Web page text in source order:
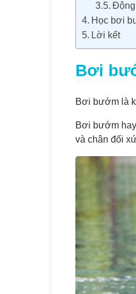
Học bơi
Lời kết
Bơi
Bơi bướm là
Bơi bướm
và chân đối